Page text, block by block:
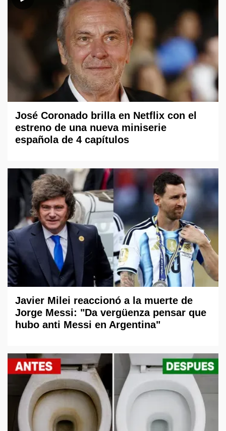
José Coronado brilla en Netflix con el
estreno de una nueva miniserie
española de 4 capítulos
Javier Milei reaccionó a la muerte de
Jorge Messi: "Da vergüenza pensar que
hubo anti Messi en Argentina"